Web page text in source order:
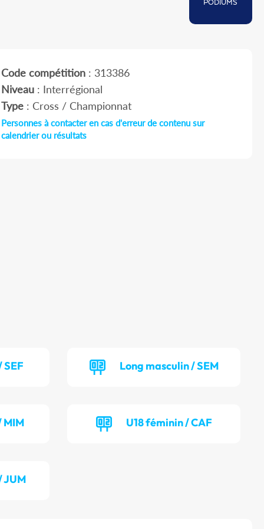
PODIUMS
Code compétition: 313386
Niveau: Interrégional
Type: Cross / Championnat
Personnes à contacter en cas d'erreur de contenu sur
calendrier ou résultats
Long masculin / SEM
MIM U18 féminin / CAF
JUM